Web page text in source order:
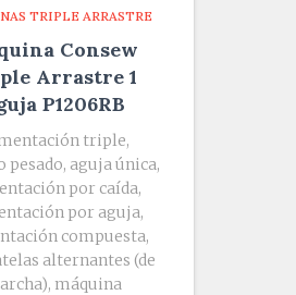
TRIPLE ARRASTRE
Consew
Arrastre 1
P1206RB
triple,
pesado, aguja única,
por caída,
por aguja,
compuesta,
alternantes (de
máquina